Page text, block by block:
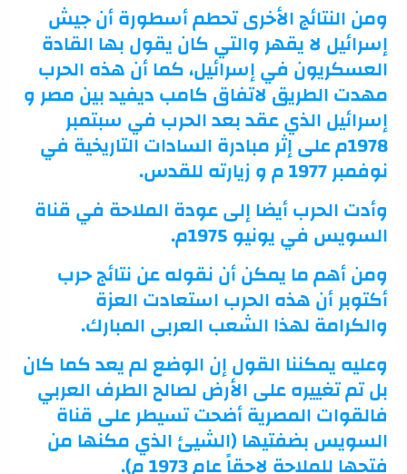
ومن النتائج الأخرى تحطم أسطورة أن جيش
إسرائيل لا يقهر والتي كان يقول بها القادة
العسكريون في إسرائيل، كما أن هذه الحرب
مهدت الطريق لاتفاق كامب ديفيد بين مصر و
إسرائيل الذي عقد بعد الحرب في سبتمبر
1978م على إثر مبادرة السادات التاريخية في
نوفمبر 1977 م و زيارته للقدس.
وأدت الحرب أيضا إلى عودة الملاحة في قناة
السويس في يونيو 1975م.
ومن أهم ما يمكن أن نقوله عن نتائج حرب
أكتوبر أن هذه الحرب استعادت العزة
والكرامة لهذا الشعب العربى المبارك.
وعليه يمكننا القول إن الوضع لم يعد كما كان
بل تم تغييره على الأرض لصالح الطرف العربي
فالقوات المصرية أضحت تسيطر على قناة
السويس بضفتيها (الشيئ الذي مكنها من
فتحها للملاحة لاحقاً عام 1973 م).